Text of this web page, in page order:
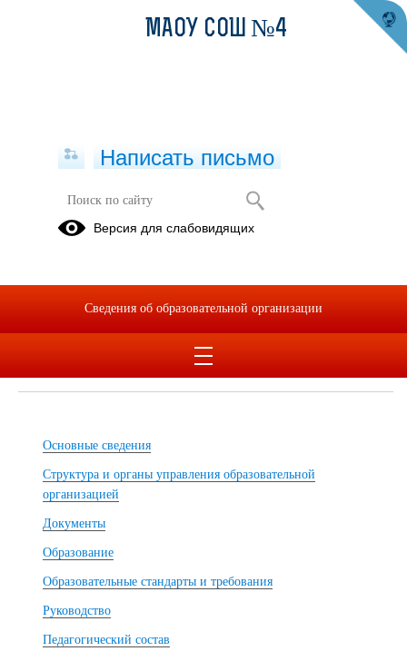
Документ о заключенных и
международными организациями по
вопросам образования и науки
Основные сведения
Структура и органы управления образовательной
организацией
Документы
Образование
Образовательные стандарты и требования
Руководство
Педагогический состав
МАОУ СОШ №4
Написать письмо
Версия для слабовидящих
Сведения об образовательной организации